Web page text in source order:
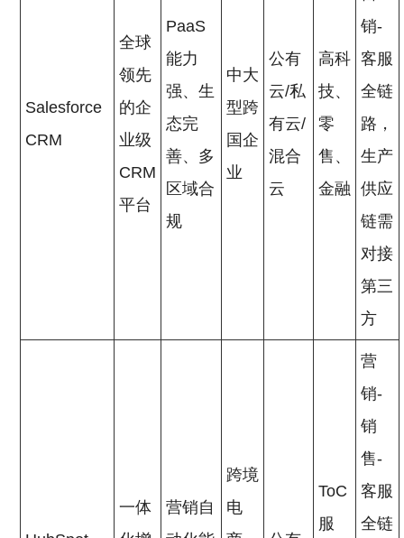
Salesforce
CRM
全球
领先
的企
业级
CRM
平台
PaaS
能力
强、生
态完
善、多
区域合
规
中大
型跨
国企
业
公有
云/私
有云/
混合
云
高科
技、
零
售、
金融
销-
客服
全链
路，
生产
供应
链需
对接
第三
方
一体
营销自
跨境
电
ToC
服
营
销-
销
售-
客服
全链